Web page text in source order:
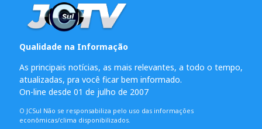
Qualidade na Informação
As principais notícias, as mais relevantes, a todo o tempo,
atualizadas, pra você ficar bem informado.
On-line desde 01 de julho de 2007
O JCSul Não se responsabiliza pelo uso das informações
econômicas/clima disponibilizados.